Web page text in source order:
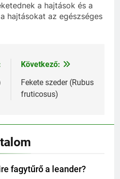
a hajtások és a
hajtásokat az egészséges
Következő:
Fekete szeder (Rubus
fruticosus)
fagytűrő a leander?